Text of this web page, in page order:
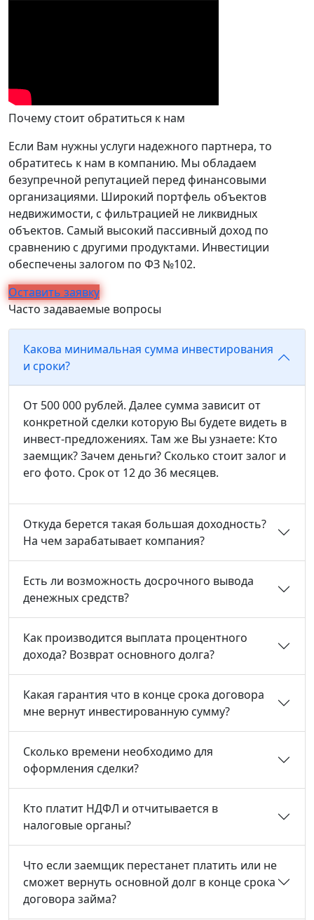
Почему стоит обратиться к нам
Если Вам нужны услуги надежного партнера, то
обратитесь к нам в компанию. Мы обладаем
безупречной репутацией перед финансовыми
организациями. Широкий портфель объектов
недвижимости, с фильтрацией не ликвидных
объектов. Самый высокий пассивный доход по
сравнению с другими продуктами. Инвестиции
обеспечены залогом по ФЗ №102.
Оставить заявку
Часто задаваемые вопросы
Какова минимальная сумма инвестирования
и сроки?
От 500 000 рублей. Далее сумма зависит от
конкретной сделки которую Вы будете видеть в
инвест-предложениях. Там же Вы узнаете: Кто
заемщик? Зачем деньги? Сколько стоит залог и
его фото. Срок от 12 до 36 месяцев.
Откуда берется такая большая доходность?
На чем зарабатывает компания?
Есть ли возможность досрочного вывода
денежных средств?
Как производится выплата процентного
дохода? Возврат основного долга?
Какая гарантия что в конце срока договора
мне вернут инвестированную сумму?
Сколько времени необходимо для
оформления сделки?
Кто платит НДФЛ и отчитывается в
налоговые органы?
Что если заемщик перестанет платить или не
сможет вернуть основной долг в конце срока
договора займа?